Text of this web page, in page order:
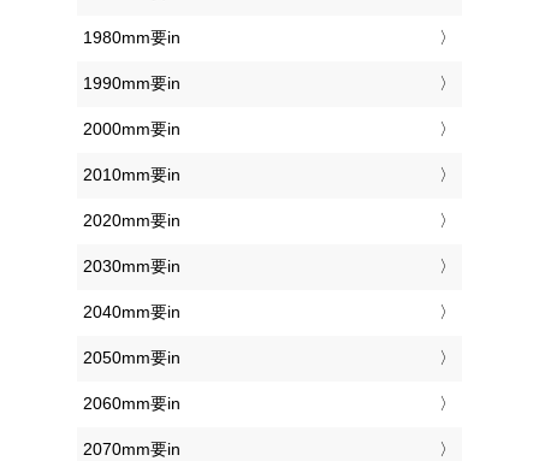
1980mm要in
1990mm要in
2000mm要in
2010mm要in
2020mm要in
2030mm要in
2040mm要in
2050mm要in
2060mm要in
2070mm要in